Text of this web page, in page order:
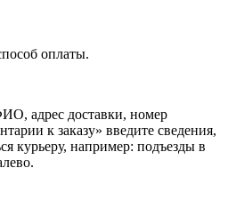
оплаты.
адрес доставки, номер
к заказу» введите сведения,
курьеру, например: подъезды в